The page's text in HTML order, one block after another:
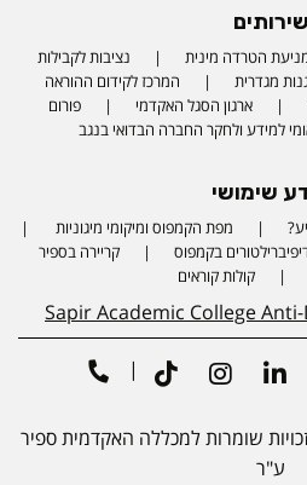
שירותים
הטרדה מינית
נציבות לקבילות
מגדרית
המרכז לקידום ההוראה
ארגון הסגל האקדמי
פורום
למידע ולחקר החברה הבדואי בנגב
שימושי
מפת הקמפוס ומיקומי מיגוניות
בקמפוס
קריירה בספיר
קולות קוראים
Sapir Academic College
שומרות למכללה האקדמית ספיר
ע"ר
Linkedin
Instagram
Tiktok
|
Phone number